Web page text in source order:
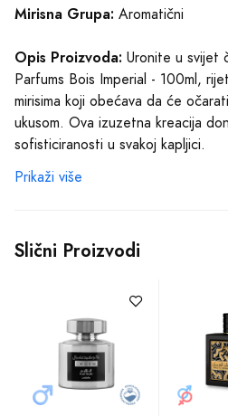
Mirisna Grupa: Aromatični
Opis Proizvoda: Uronite u svijet
Parfums Bois Imperial - 100ml,
mirisima koji obećava da će
ukusom. Ova izuzetna kreacija
sofisticiranosti u svakoj kapljici.
Već pri prvom susretu, očarat će
tajanstveno putovanje kroz
svježeg bosiljka i pikantnim
osjećaj opojne harmonije koja
komponente ne samo da
dodaju slojeve neočekivanih
raskošne krajolike i egzotične
Prikaži više
Slični Proizvodi